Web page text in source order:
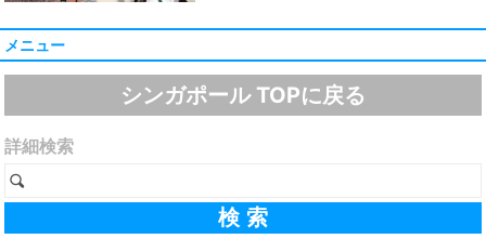
メニュー
シンガポール TOPに戻る
詳細検索